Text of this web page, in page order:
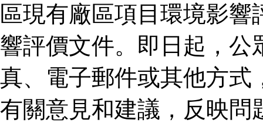
區現有廠區項目環境影
響評價文件。即日起，公
真、電子郵件或其他方式
有關意見和建議，反映問